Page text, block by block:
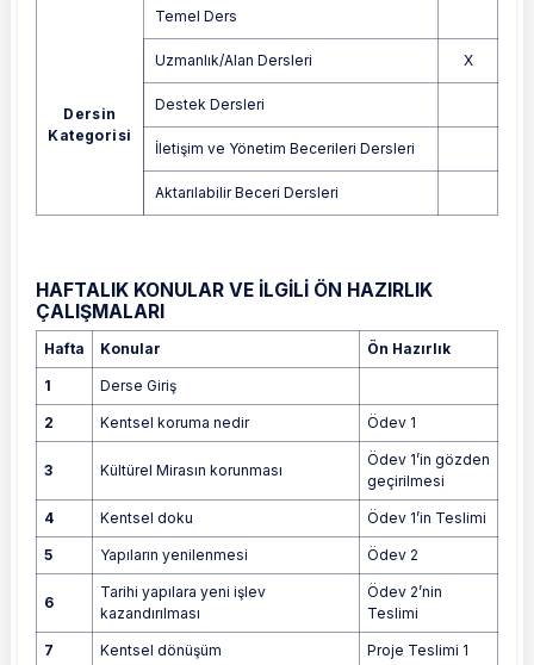
Dersin
Kategorisi
Temel Ders
Uzmanlık/Alan Dersleri X
Destek Dersleri
İletişim ve Yönetim Becerileri Dersleri
Aktarılabilir Beceri Dersleri
HAFTALIK KONULAR VE İLGİLİ ÖN HAZIRLIK
ÇALIŞMALARI
Hafta Konular Ön Hazırlık
1 Derse Giriş
2 Kentsel koruma nedir Ödev 1
3 Kültürel Mirasın korunması
Ödev 1’in gözden
geçirilmesi
4 Kentsel doku Ödev 1’in Teslimi
5 Yapıların yenilenmesi Ödev 2
6
Tarihi yapılara yeni işlev
kazandırılması
Ödev 2’nin
Teslimi
7 Kentsel dönüşüm Proje Teslimi 1